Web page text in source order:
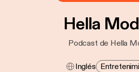
Hella
Podcast de Hella
Inglés